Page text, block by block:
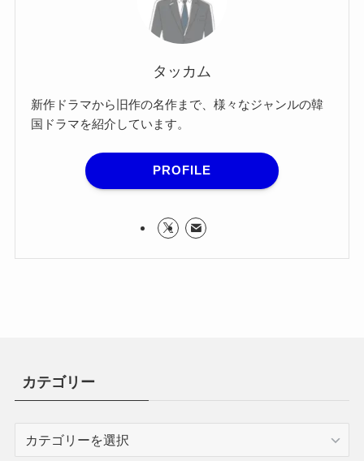
タッカム
新作ドラマから旧作の名作まで、様々なジャンルの韓
国ドラマを紹介しています。
PROFILE
カテゴリー